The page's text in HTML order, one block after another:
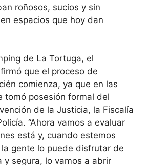
roñosos, sucios y sin
espacios que hoy dan
de La Tortuga, el
que el proceso de
comienza, ya que en las
tomó posesión formal del
de la Justicia, la Fiscalía
“Ahora vamos a evaluar
está y, cuando estemos
gente lo puede disfrutar de
y segura, lo vamos a abrir